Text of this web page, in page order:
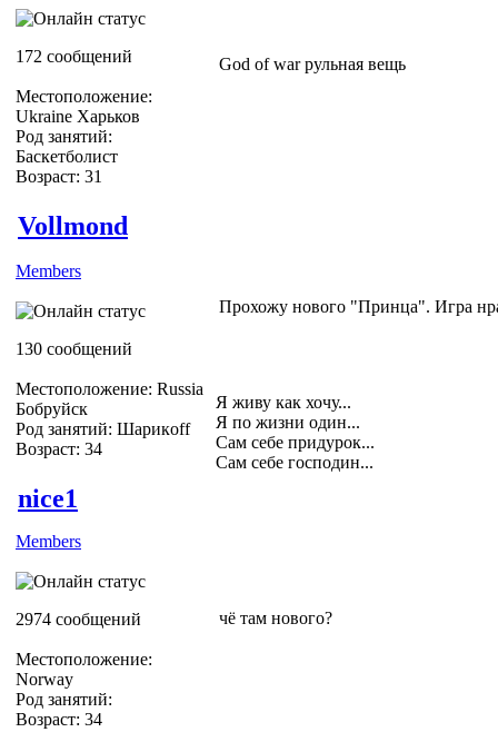
172 сообщений
Местоположение:
Ukraine Харьков
Род занятий:
Баскетболист
Возраст: 31
God of war рульная вещь
Vollmond
Members
130 сообщений
Местоположение: Russia
Бобруйск
Род занятий: Шарикoff
Возраст: 34
Прохожу нового "Принца". Игра
Я живу как хочу...
Я по жизни один...
Сам себе придурок...
Сам себе господин...
nice1
Members
2974 сообщений
Местоположение:
Norway
Род занятий:
Возраст: 34
чё там нового?